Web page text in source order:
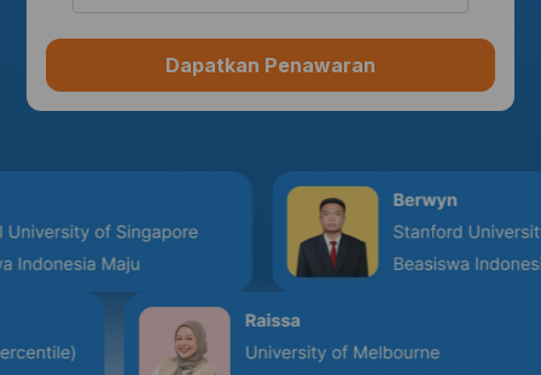
Dapatkan Penawaran